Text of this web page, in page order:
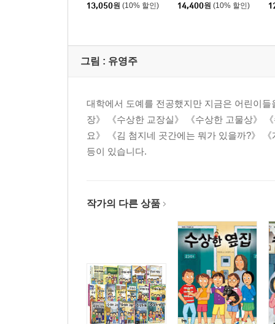
13,050원 (10% 할인) 14,400원 (10% 할인)
그림 : 유영주
대학에서 도예를 전공했지만 지금은 어린이
장》 《수상한 교장실》 《수상한 고물상》
요》 《김 첨지네 곳간에는 뭐가 있을까?》
등이 있습니다.
작가의 다른 상품